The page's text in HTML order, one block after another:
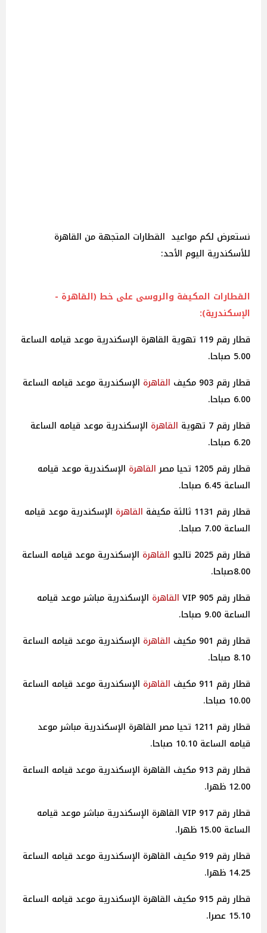
نستعرض لكم مواعيد القطارات المتجهة من القاهرة
للأسكندرية اليوم الأحد:
القطارات المكيفة والروسى على خط (القاهرة -
الإسكندرية):
قطار رقم 119 تهوية القاهرة الإسكندرية موعد قيامه الساعة
5.00 صباحا.
قطار رقم 903 مكيف
القاهرة الإسكندرية موعد قيامه الساعة
6.00 صباحا.
قطار رقم 7 تهوية
القاهرة الإسكندرية موعد قيامه الساعة
6.20 صباحا.
قطار رقم 1205 تحيا مصر
القاهرة الإسكندرية موعد قيامه
الساعة 6.45 صباحا.
قطار رقم 1131 ثالثة مكيفة
القاهرة الإسكندرية موعد قيامه
الساعة 7.00 صباحا.
قطار رقم 2025 تالجو
القاهرة الإسكندرية موعد قيامه الساعة
8.00صباحا.
قطار رقم 905 VIP
القاهرة الإسكندرية مباشر موعد قيامه
الساعة 9.00 صباحا.
قطار رقم 901 مكيف
القاهرة الإسكندرية موعد قيامه الساعة
8.10 صباحا.
قطار رقم 911 مكيف
القاهرة الإسكندرية موعد قيامه الساعة
10.00 صباحا.
قطار رقم 1211 تحيا مصر القاهرة الإسكندرية مباشر موعد
قيامه الساعة 10.10 صباحا.
قطار رقم 913 مكيف القاهرة الإسكندرية موعد قيامه الساعة
12.00 ظهرا.
قطار رقم 917 VIP القاهرة الإسكندرية مباشر موعد قيامه
الساعة 15.00 ظهرا.
قطار رقم 919 مكيف القاهرة الإسكندرية موعد قيامه الساعة
14.25 ظهرا.
قطار رقم 915 مكيف القاهرة الإسكندرية موعد قيامه الساعة
15.10 عصرا.